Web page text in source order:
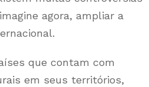
agora, ampliar a
que contam com
em seus territórios,